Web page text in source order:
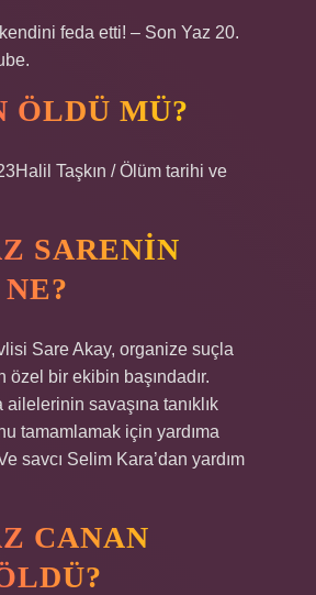
feda etti! – Son Yaz 20.
ÖLDÜ MÜ?
Taşkın / Ölüm tarihi ve
SARENIN
Sare Akay, organize suçla
özel bir ekibin başındadır.
ailelerinin savaşına tanıklık
tamamlamak için yardıma
savcı Selim Kara’dan yardım
CANAN